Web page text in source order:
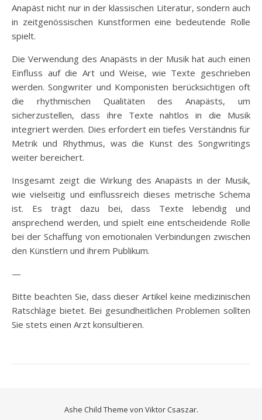
Anapäst nicht nur in der klassischen Literatur, sondern auch
in zeitgenössischen Kunstformen eine bedeutende Rolle
spielt.
Die Verwendung des Anapästs in der Musik hat auch einen
Einfluss auf die Art und Weise, wie Texte geschrieben
werden. Songwriter und Komponisten berücksichtigen oft
die rhythmischen Qualitäten des Anapästs, um
sicherzustellen, dass ihre Texte nahtlos in die Musik
integriert werden. Dies erfordert ein tiefes Verständnis für
Metrik und Rhythmus, was die Kunst des Songwritings
weiter bereichert.
Insgesamt zeigt die Wirkung des Anapästs in der Musik,
wie vielseitig und einflussreich dieses metrische Schema
ist. Es trägt dazu bei, dass Texte lebendig und
ansprechend werden, und spielt eine entscheidende Rolle
bei der Schaffung von emotionalen Verbindungen zwischen
den Künstlern und ihrem Publikum.
—
Bitte beachten Sie, dass dieser Artikel keine medizinischen
Ratschläge bietet. Bei gesundheitlichen Problemen sollten
Sie stets einen Arzt konsultieren.
Ashe Child Theme von Viktor Csaszar.